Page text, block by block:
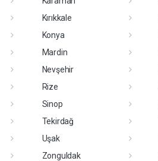
Kırıkkale
Konya
Mardin
Nevşehir
Rize
Sinop
Tekirdağ
Uşak
Zonguldak